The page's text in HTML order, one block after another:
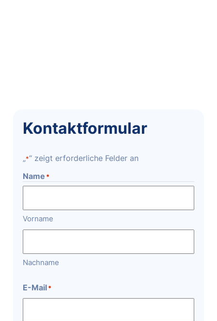
Kontaktformular
„*“ zeigt erforderliche Felder an
Name *
Vorname
Nachname
E-Mail*